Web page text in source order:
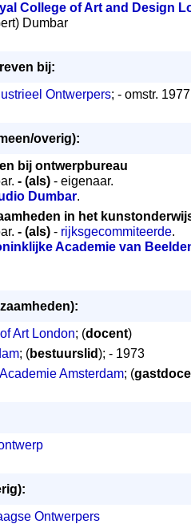
College of Art and Design
Dumbar
bij:
Ontwerpers; - omstr. 1977
overig):
bij ontwerpbureau
- (als) - eigenaar.
Dumbar.
in het
- (als) - rijksgecommiteerde.
Academie van
Art London; (docent)
; (bestuurslid); - 1973
Amsterdam; (
Ontwerpers